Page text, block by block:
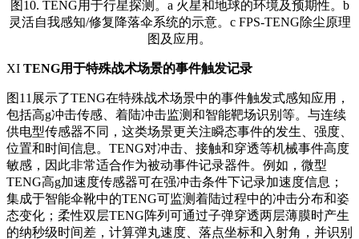
图10. TENG用于行星探测。a 火星和地球的环境及预期性。b
灵活自我感知/修复降落伞系统的示意。c FPS-TENG除尘原理
图及应用。
XI TENG用于特殊战术场景的事件触发记录
图11展示了TENG在特殊战术场景中的事件触发式感知应用，
包括高g冲击传感、着陆冲击监测和智能靶场识别等。与连续
供电型传感器不同，这类场景更关注瞬态事件的发生、强度、
位置和时间信息。TENG对冲击、接触和穿透等机械事件高度
敏感，因此非常适合作为被动事件记录器件。例如，微型
TENG高g加速度传感器可在强冲击条件下记录加速度信息；
集成于智能伞靴中的TENG可监测着陆过程中的冲击分布和姿
态变化；柔性双层TENG阵列可通过子弹穿透两层薄膜时产生
的纳秒级时间差，计算弹丸速度、落点坐标和入射角，并识别